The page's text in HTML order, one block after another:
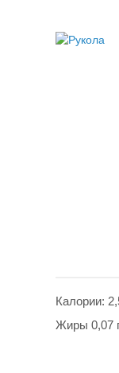
Калории:
Жиры 0,07